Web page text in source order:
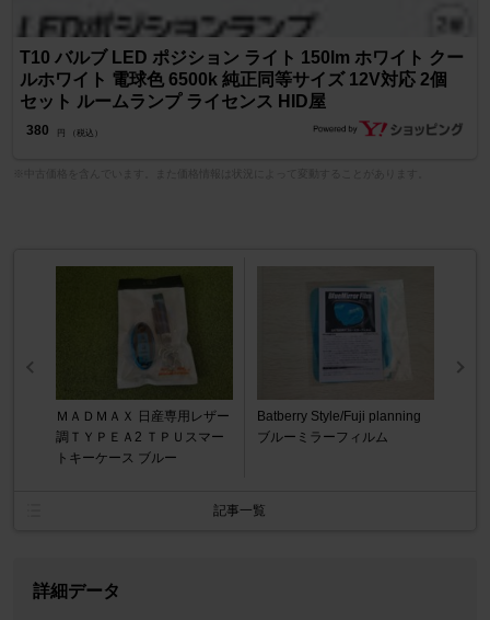
T10 バルブ LED ポジション ライト 150lm ホワイト クー
ルホワイト 電球色 6500k 純正同等サイズ 12V対応 2個
セット ルームランプ ライセンス HID屋
380 円 （税込）
ＭＡＤＭＡＸ 日産専用レザー
調ＴＹＰＥＡ2 ＴＰＵスマー
トキーケース ブルー
Batberry Style/Fuji planning
ブルーミラーフィルム
記事一覧
詳細データ